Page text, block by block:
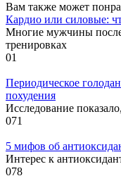
Вам также может
Кардио или силовые:
Многие мужчины
тренировках
01
Периодическое
похудения
Исследование
071
5 мифов об
Интерес к
078